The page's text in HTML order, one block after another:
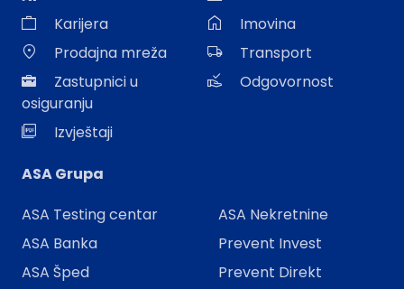
Karijera
Prodajna mreža
Zastupnici u
osiguranju
Izvještaji
Imovina
Transport
Odgovornost
ASA Grupa
ASA Testing centar
ASA Banka
ASA Šped
ASA Nekretnine
Prevent Invest
Prevent Direkt